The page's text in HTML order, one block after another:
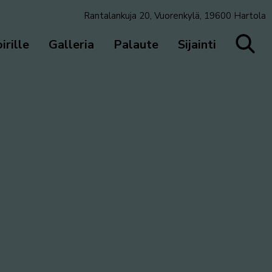
Rantalankuja 20, Vuorenkylä, 19600 Hartola
Galleria Palaute Sijainti